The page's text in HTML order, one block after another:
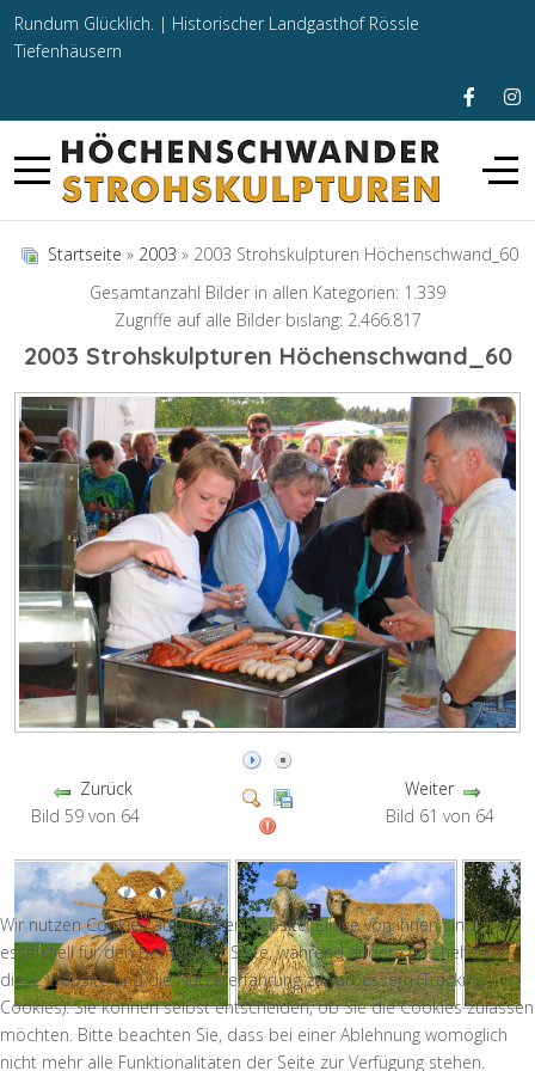
Rundum Glücklich. | Historischer Landgasthof Rössle
Tiefenhäusern
Startseite » 2003 » 2003 Strohskulpturen Höchenschwand_60
Gesamtanzahl Bilder in allen Kategorien: 1.339
Zugriffe auf alle Bilder bislang: 2.466.817
2003 Strohskulpturen Höchenschwand_60
Zurück
Bild 59 von 64
Weiter
Bild 61 von 64
Wir nutzen Cookies auf unserer Website. Einige von ihnen sind
essenziell für den Betrieb der Seite, während andere uns helfen,
diese Website und die Nutzererfahrung zu verbessern (Tracking
Cookies). Sie können selbst entscheiden, ob Sie die Cookies zulassen
möchten. Bitte beachten Sie, dass bei einer Ablehnung womöglich
nicht mehr alle Funktionalitäten der Seite zur Verfügung stehen.